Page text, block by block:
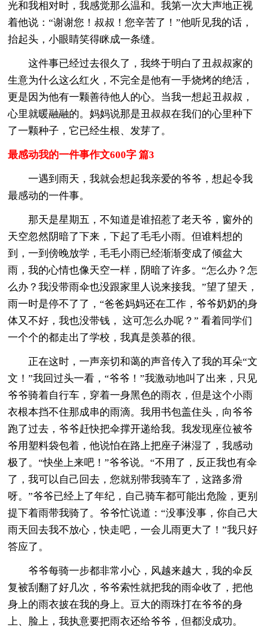
光和我相对时，我感觉那么温和。我第一次大声地正视
着他说：“谢谢您！叔叔！您辛苦了！”他听见我的话，
抬起头，小眼睛笑得眯成一条缝。
这件事已经过去很久了，我终于明白了丑叔叔家的
生意为什么这么红火，不完全是他有一手烧烤的绝活，
更是因为他有一颗善待他人的心。当我一想起丑叔叔，
心里就暖融融的。妈妈说那是丑叔叔在我们的心里种下
了一颗种子，它已经生根、发芽了。
最感动我的一件事作文600字 篇3
一遇到雨天，我就会想起我亲爱的爷爷，想起令我
最感动的一件事。
那天是星期五，不知道是谁招惹了老天爷，窗外的
天空忽然阴暗了下来，下起了毛毛小雨。但谁料想的
到，一到傍晚放学，毛毛小雨已经渐渐变成了倾盆大
雨，我的心情也像天空一样，阴暗了许多。“怎么办？怎
么办？我没带雨伞也没跟家里人说来接我。”望了望天，
雨一时是停不了了，“爸爸妈妈还在工作，爷爷奶奶的身
体又不好，我也没带钱， 这可怎么办呢？” 看着同学们
一个个的都走出了学校，我真是羡慕的很。
正在这时，一声亲切和蔼的声音传入了我的耳朵“文
文！”我回过头一看，“爷爷！”我激动地叫了出来，只见
爷爷骑着自行车，穿着一身黑色的雨衣，但是这个小雨
衣根本挡不住那成串的雨滴。我用书包盖住头，向爷爷
跑了过去，爷爷赶快把伞撑开递给我。我发现座位被爷
爷用塑料袋包着，他说怕在路上把座子淋湿了，我感动
极了。“快坐上来吧！”爷爷说。“不用了，反正我也有伞
了，我可以自己回去，您就别带我骑车了，这路多滑
呀。”爷爷已经上了年纪，自己骑车都可能出危险，更别
提下着雨带我骑了。爷爷忙说道：“没事没事，你自己大
雨天回去我不放心，快走吧，一会儿雨更大了！”我只好
答应了。
爷爷每骑一步都非常小心，风越来越大，我的伞反
复被刮翻了好几次，爷爷索性就把我的雨伞收了，把他
身上的雨衣披在我的身上。豆大的雨珠打在爷爷的身
上、脸上，我执意要把雨衣还给爷爷，但都没成功。